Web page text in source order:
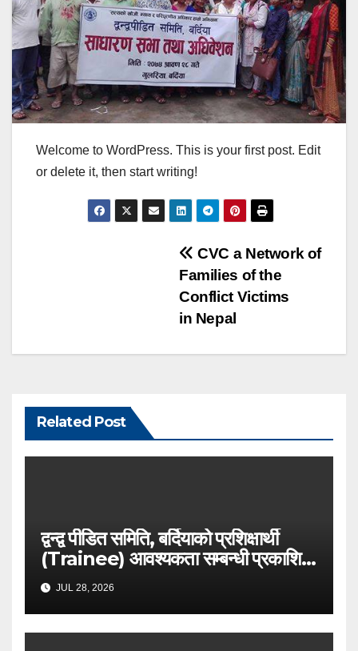
Welcome to WordPress. This is your first post. Edit
or delete it, then start writing!
CVC a Network of
Families of the
Conflict Victims
in Nepal
Related Post
द्वन्द्व पीडित समिति, बर्दियाको प्रशिक्षार्थी
(Trainee) आवश्यकता सम्बन्धी प्रकाशित
सूचना
JUL 28, 2026